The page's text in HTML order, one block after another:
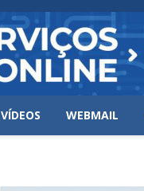
VÍDEOS WEBMAIL